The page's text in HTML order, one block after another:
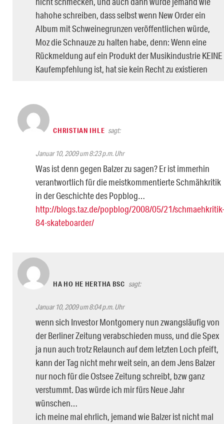
hahohe schreiben, dass selbst wenn New Order ein
Album mit Schweinegrunzen veröffentlichen würde,
Moz die Schnauze zu halten habe, denn: Wenn eine
Rückmeldung auf ein Produkt der Musikindustrie KEINE
Kaufempfehlung ist, hat sie kein Recht zu existieren
CHRISTIAN IHLE sagt:
Januar 10, 2009 um 8:23 p.m. Uhr
Was ist denn gegen Balzer zu sagen? Er ist immerhin
verantwortlich für die meistkommentierte Schmähkritik
in der Geschichte des Popblog…
http://blogs.taz.de/popblog/2008/05/21/schmaehkritik-
84-skateboarder/
HA HO HE HERTHA BSC sagt:
Januar 10, 2009 um 8:04 p.m. Uhr
wenn sich Investor Montgomery nun zwangsläufig von
der Berliner Zeitung verabschieden muss, und die Spex
ja nun auch trotz Relaunch auf dem letzten Loch pfeift,
kann der Tag nicht mehr weit sein, an dem Jens Balzer
nur noch für die Ostsee Zeitung schreibt, bzw ganz
verstummt. Das würde ich mir fürs Neue Jahr
wünschen…
ich meine mal ehrlich, jemand wie Balzer ist nicht mal